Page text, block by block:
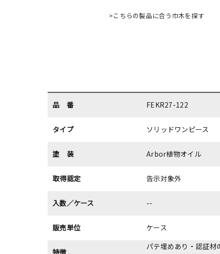
>こちらの製品に合う巾木を探す
品 番 FEKR27-122
タイプ ソリッドワンピース
塗 装 Arbor植物オイル
取得認定 告示対象外
入数／ケース --
販売単位 ケース
特徴
パテ埋めあり・認証材